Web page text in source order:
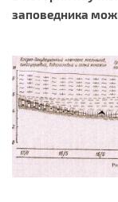
заповедника